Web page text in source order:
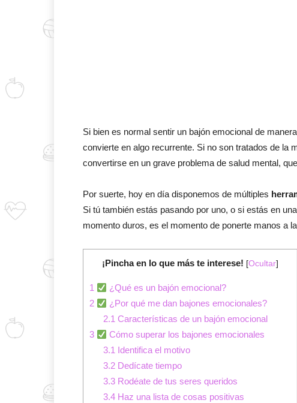
Si bien es normal sentir un bajón emocional de
convierte en algo recurrente. Si no son tratados de la
convertirse en un grave problema de salud mental,
Por suerte, hoy en día disponemos de múltiples
Si tú también estás pasando por uno, o si estás en
momento duros, es el momento de ponerte manos a
¡Pincha en lo que más te interese! [Ocultar]
1
¿Qué es un bajón emocional?
2
¿Por qué me dan bajones emocionales?
2.1 Características de un bajón emocional
3
Cómo superar los bajones emocionales
3.1 Identifica el motivo
3.2Dedícate tiempo
3.3Rodéate de tus seres queridos
3.4Haz una lista de cosas positivas